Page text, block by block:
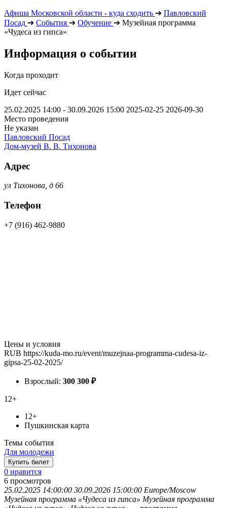
Афиша Московской области - куда сходить ➔ Павловский
Посад ➔ События ➔ Обучение ➔ Музейная программа
«Чудеса из гипса»
Информация о событии
Когда проходит
Идет сейчас
25.02.2025 14:00 - 30.09.2026 15:00 2025-02-25 2026-09-30
Место проведения
Не указан
Павловский Посад
Дом-музей В. В. Тихонова
Адрес
ул Тихонова, д 66
Телефон
+7 (916) 462-9880
Цены и условия
RUB https://kuda-mo.ru/event/muzejnaa-programma-cudesa-iz-
gipsa-25-02-2025/
Взрослый: 300 300 ₽
12+
12+
Пушкинская карта
Темы события
Для молодежи
Купить билет
0 нравится
6 просмотров
25.02.2025 14:00:00 30.09.2026 15:00:00 Europe/Moscow
Музейная программа «Чудеса из гипса» Музейная программа